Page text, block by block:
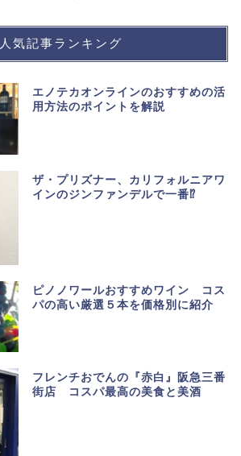
人気記事ランキング
エノテカオンラインのおすすめの活
用方法のポイントを解説
ザ・プリズナー、カリフォルニアワ
インのジンファンデルで一番⁉
ピノノワールおすすめワイン コス
パの高い厳選５本を価格別に紹介
フレンチおでんの『赤白』阪急三番
街店 コスパ最高の美食と美酒